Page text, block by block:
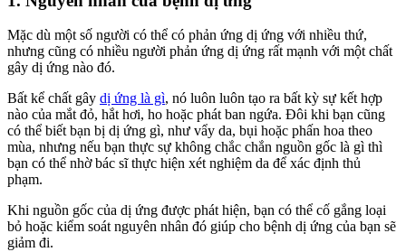
Mặc dù một số người có thể có phản ứng dị ứng với nhiều thứ,
nhưng cũng có nhiều người phản ứng dị ứng rất mạnh với một chất
gây dị ứng nào đó.
Bất kể chất gây dị ứng là gì, nó luôn luôn tạo ra bất kỳ sự kết hợp
nào của mắt đỏ, hắt hơi, ho hoặc phát ban ngứa. Đôi khi bạn cũng
có thể biết bạn bị dị ứng gì, như vẩy da, bụi hoặc phấn hoa theo
mùa, nhưng nếu bạn thực sự không chắc chắn nguồn gốc là gì thì
bạn có thể nhờ bác sĩ thực hiện xét nghiệm da để xác định thủ
phạm.
Khi nguồn gốc của dị ứng được phát hiện, bạn có thể cố gắng loại
bỏ hoặc kiểm soát nguyên nhân đó giúp cho bệnh dị ứng của bạn sẽ
giảm đi.